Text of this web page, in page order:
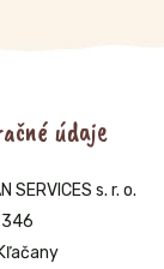
údaje
SERVICES s. r. o.
346